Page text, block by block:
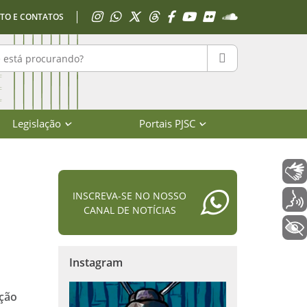
E CONTATOS Acessar Instagram
Acessar WhatsApp
Acessar XAcessar Threads
Acessar Facebook
Acessar YouTube
Acessar Flickr
Acessar
no portal PESQUISAR
Legislação Portais PJSC
INSCREVA-SE NO NOSSO
CANAL DE NOTÍCIAS
Instagram
Libras
+ Acessibilidade